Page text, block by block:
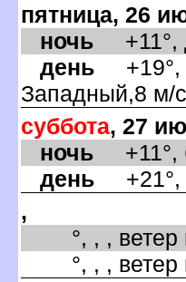
пятница, 26
ночь +11°,
день +19°,
Западный,8 м/с
суббота, 27
ночь +11°,
день +21°,
,
°, , , ветер
°, , , ветер